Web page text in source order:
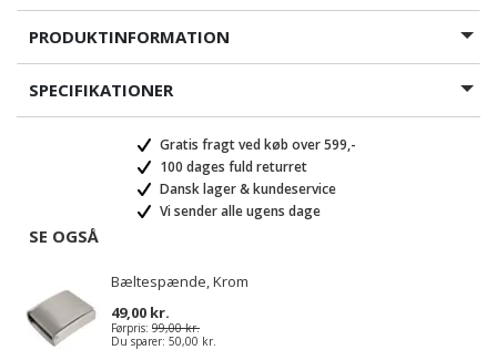
PRODUKTINFORMATION
SPECIFIKATIONER
Gratis fragt ved køb over 599,-
100 dages fuld returret
Dansk lager & kundeservice
Vi sender alle ugens dage
SE OGSÅ
Bæltespænde, Krom
49,00 kr.
Førpris: 99,00 kr.
Du sparer: 50,00 kr.